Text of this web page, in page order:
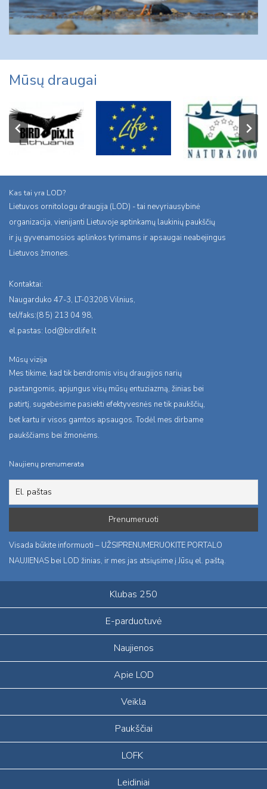
Mūsų draugai
Kas tai yra LOD?
Lietuvos ornitologu draugija (LOD) - tai nevyriausybinė
organizacija, vienijanti Lietuvoje aptinkamų laukinių paukščių
ir jų gyvenamosios aplinkos tyrimams ir apsaugai neabejingus
Lietuvos žmones.
Kontaktai:
Naugarduko 47-3, LT-03208 Vilnius,
tel/faks:(8 5) 213 04 98,
el.pastas: lod@birdlife.lt
Mūsų vizija
Mes tikime, kad tik bendromis visų draugijos narių
pastangomis, apjungus visų mūsų entuziazmą, žinias bei
patirtį, sugebėsime pasiekti efektyvesnės ne tik paukščių,
bet kartu ir visos gamtos apsaugos. Todėl mes dirbame
paukščiams bei žmonėms.
Naujienų prenumerata
Visada būkite informuoti – UŽSIPRENUMERUOKITE PORTALO
NAUJIENAS bei LOD žinias, ir mes jas atsiųsime į Jūsų el. paštą.
Klubas 250
E-parduotuvė
Naujienos
Apie LOD
Veikla
Paukščiai
LOFK
Leidiniai